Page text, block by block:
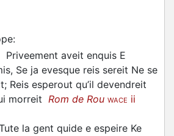
:
Priveement aveit enquis E
Se ja evesque reis sereit Ne se
Reis esperout qu’il devendreit
morreit Rom de Rou WACE ii
la gent quide e espeire Ke